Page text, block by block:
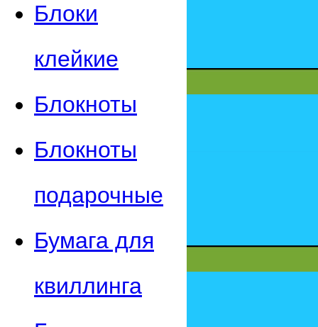
Блоки
клейкие
Блокноты
Блокноты
подарочные
Бумага для
квиллинга